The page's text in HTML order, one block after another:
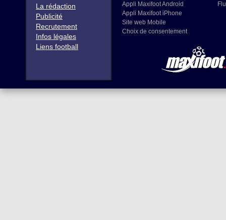
La rédaction
Publicité
Recrutement
Infos légales
Liens football
Appli Maxifoot Android
Appli Maxifoot iPhone
Site web Mobile
Choix de consentement